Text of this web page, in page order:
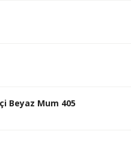
Beyaz Mum 405